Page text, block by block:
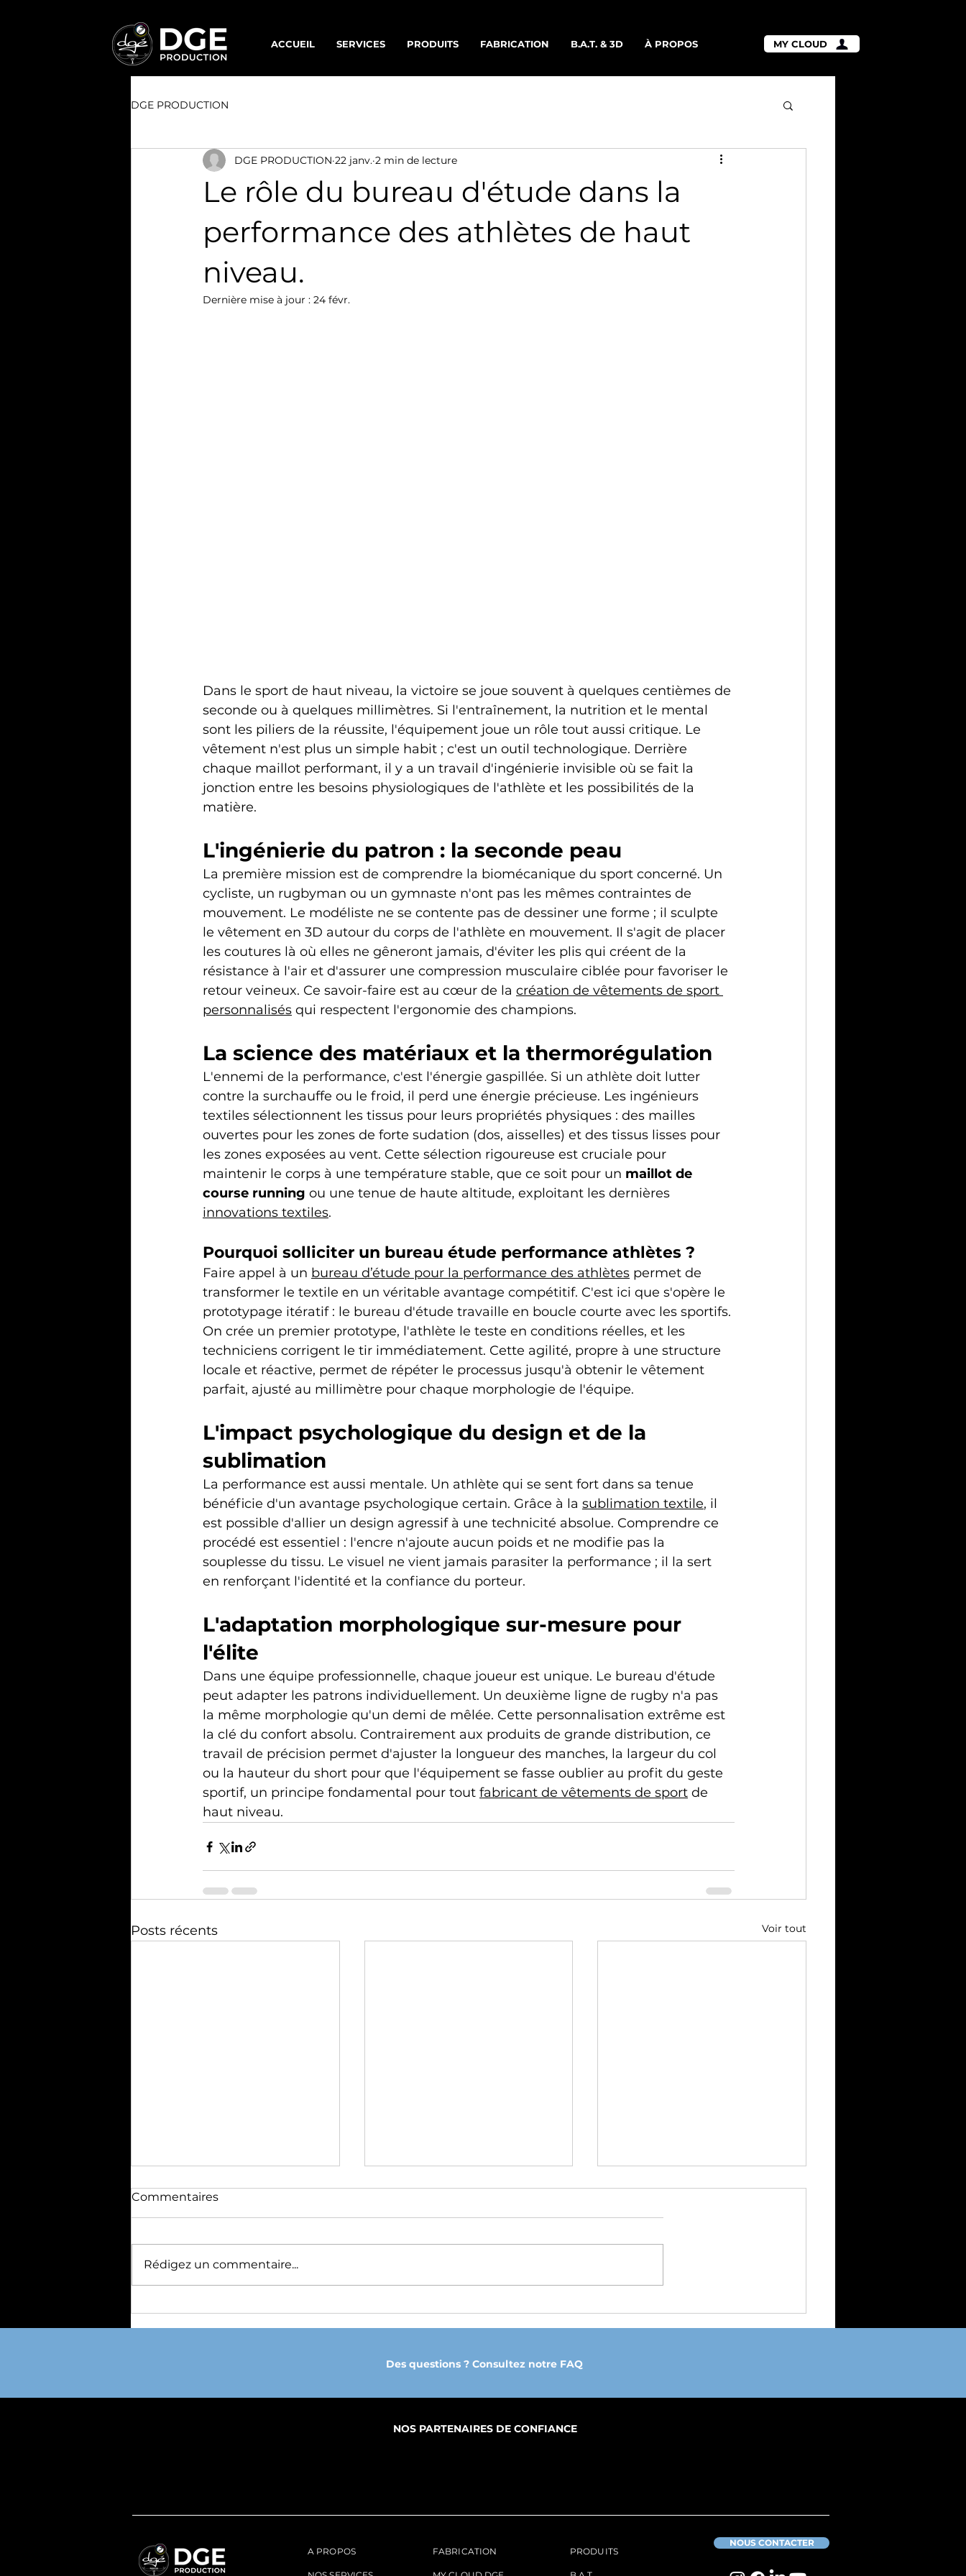
ACCUEIL SERVICES PRODUITS FABRICATION B.A.T. & 3D À PROPOS MY CLOUD
DGE PRODUCTION
Le rôle du bureau d'étude dans la
performance des athlètes de haut
niveau.
DGE PRODUCTION 22 janv. 2 min de lecture
Dernière mise à jour : 24 févr.
Dans le sport de haut niveau, la victoire se joue souvent à quelques centièmes de
seconde ou à quelques millimètres. Si l'entraînement, la nutrition et le mental
sont les piliers de la réussite, l'équipement joue un rôle tout aussi critique. Le
vêtement n'est plus un simple habit ; c'est un outil technologique. Derrière
chaque maillot performant, il y a un travail d'ingénierie invisible où se fait la
jonction entre les besoins physiologiques de l'athlète et les possibilités de la
matière.
L'ingénierie du patron : la seconde peau
La première mission est de comprendre la biomécanique du sport concerné. Un
cycliste, un rugbyman ou un gymnaste n'ont pas les mêmes contraintes de
mouvement. Le modéliste ne se contente pas de dessiner une forme ; il sculpte
le vêtement en 3D autour du corps de l'athlète en mouvement. Il s'agit de placer
les coutures là où elles ne gêneront jamais, d'éviter les plis qui créent de la
résistance à l'air et d'assurer une compression musculaire ciblée pour favoriser le
retour veineux. Ce savoir-faire est au cœur de la création de vêtements de sport
personnalisés qui respectent l'ergonomie des champions.
La science des matériaux et la thermorégulation
L'ennemi de la performance, c'est l'énergie gaspillée. Si un athlète doit lutter
contre la surchauffe ou le froid, il perd une énergie précieuse. Les ingénieurs
textiles sélectionnent les tissus pour leurs propriétés physiques : des mailles
ouvertes pour les zones de forte sudation (dos, aisselles) et des tissus lisses pour
les zones exposées au vent. Cette sélection rigoureuse est cruciale pour
maintenir le corps à une température stable, que ce soit pour un maillot de
course running ou une tenue de haute altitude, exploitant les dernières
innovations textiles.
Pourquoi solliciter un bureau étude performance athlètes ?
Faire appel à un bureau d’étude pour la performance des athlètes permet de
transformer le textile en un véritable avantage compétitif. C'est ici que s'opère le
prototypage itératif : le bureau d'étude travaille en boucle courte avec les sportifs.
On crée un premier prototype, l'athlète le teste en conditions réelles, et les
techniciens corrigent le tir immédiatement. Cette agilité, propre à une structure
locale et réactive, permet de répéter le processus jusqu'à obtenir le vêtement
parfait, ajusté au millimètre pour chaque morphologie de l'équipe.
L'impact psychologique du design et de la
sublimation
La performance est aussi mentale. Un athlète qui se sent fort dans sa tenue
bénéficie d'un avantage psychologique certain. Grâce à la sublimation textile, il
est possible d'allier un design agressif à une technicité absolue. Comprendre ce
procédé est essentiel : l'encre n'ajoute aucun poids et ne modifie pas la
souplesse du tissu. Le visuel ne vient jamais parasiter la performance ; il la sert
en renforçant l'identité et la confiance du porteur.
L'adaptation morphologique sur-mesure pour
l'élite
Dans une équipe professionnelle, chaque joueur est unique. Le bureau d'étude
peut adapter les patrons individuellement. Un deuxième ligne de rugby n'a pas
la même morphologie qu'un demi de mêlée. Cette personnalisation extrême est
la clé du confort absolu. Contrairement aux produits de grande distribution, ce
travail de précision permet d'ajuster la longueur des manches, la largeur du col
ou la hauteur du short pour que l'équipement se fasse oublier au profit du geste
sportif, un principe fondamental pour tout fabricant de vêtements de sport de
haut niveau.
Posts récents Voir tout
délais
Commentaires
Rédigez un commentaire...
Des questions ? Consultez notre FAQ
NOS PARTENAIRES DE CONFIANCE
A PROPOS FABRICATION PRODUITS
NOUS CONTACTER